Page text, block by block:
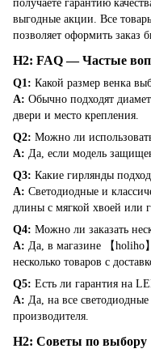
получаете гарантию
выгодные акции. Все
позволяет оформить заказ
H2: FAQ — Частые
Q1: Какой размер венка
A: Обычно подходят
двери и место крепления.
Q2: Можно ли
A: Да, если модель
Q3: Какие гирлянды
A: Светодиодные и
длины с мягкой хвоей или
Q4: Можно ли заказать
A: Да, в магазине 【holiho
несколько товаров с
Q5: Есть ли гарантия на
A: Да, на все светодиодные
производителя.
H2: Советы по выбору